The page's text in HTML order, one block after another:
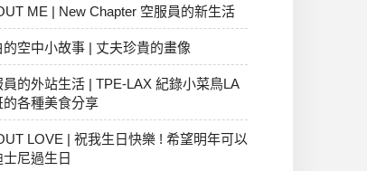
ME | New Chapter 空服員的新生活
的空中小故事 | 丈夫珍貴的畫像
員的外站生活 | TPE-LAX 紀錄小菜鳥LA
的各種美食分享
LOVE | 祝我生日快樂 ! 希望明年可以
士尼過生日